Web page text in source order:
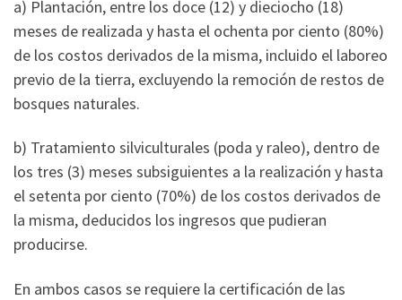
a) Plantación, entre los doce (12) y dieciocho (18)
meses de realizada y hasta el ochenta por ciento (80%)
de los costos derivados de la misma, incluido el laboreo
previo de la tierra, excluyendo la remoción de restos de
bosques naturales.
b) Tratamiento silviculturales (poda y raleo), dentro de
los tres (3) meses subsiguientes a la realización y hasta
el setenta por ciento (70%) de los costos derivados de
la misma, deducidos los ingresos que pudieran
producirse.
En ambos casos se requiere la certificación de las